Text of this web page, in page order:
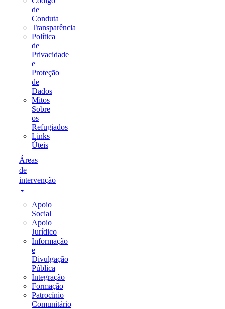
de
Conduta
Transparência
Política
de
Privacidade
e
Proteção
de
Dados
Mitos
Sobre
os
Refugiados
Links
Úteis
Áreas
de
intervenção
Apoio
Social
Apoio
Jurídico
Informação
e
Divulgação
Pública
Integração
Formação
Patrocínio
Comunitário